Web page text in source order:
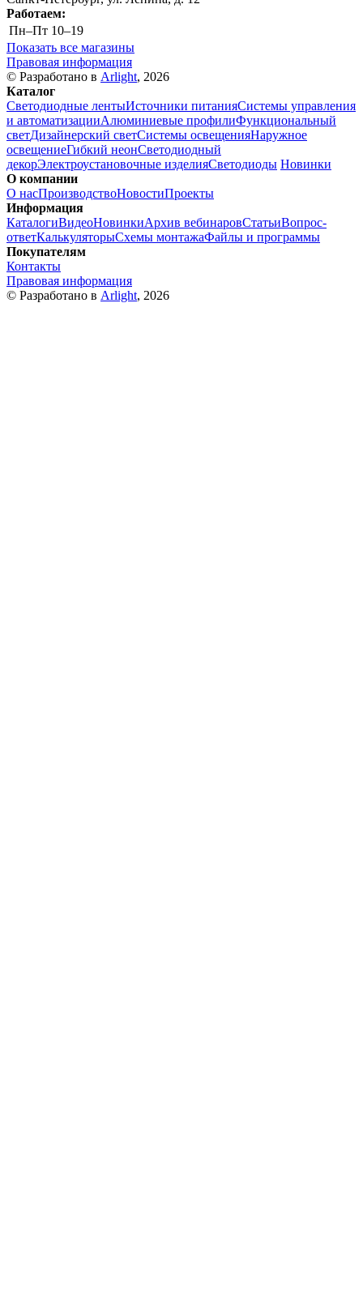
Работаем:
Пн–Пт 10–19
Показать все магазины
Правовая информация
© Разработано в Arlight, 2026
Каталог
Светодиодные лентыИсточники питанияСистемы управления
и автоматизацииАлюминиевые профилиФункциональный
светДизайнерский светСистемы освещенияНаружное
освещениеГибкий неонСветодиодный
декорЭлектроустановочные изделияСветодиоды Новинки
О компании
О насПроизводствоНовостиПроекты
Информация
КаталогиВидеоНовинкиАрхив вебинаровСтатьиВопрос-
ответКалькуляторыСхемы монтажаФайлы и программы
Покупателям
Контакты
Правовая информация
© Разработано в Arlight, 2026